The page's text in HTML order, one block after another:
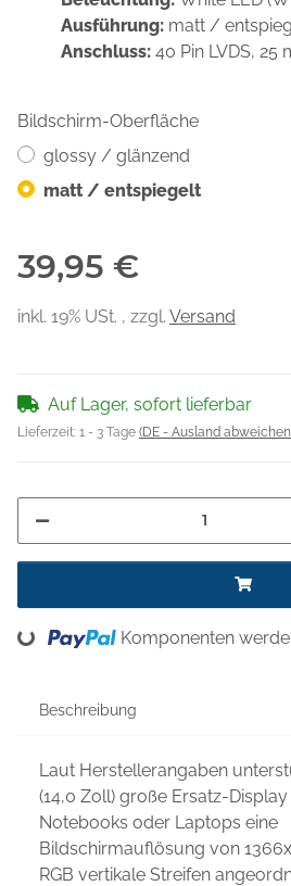
Ausführung: matt /
Anschluss: 40 Pin LVDS, 25
Bildschirm-Oberfläche
glossy / glänzend
matt / entspiegelt
39,95 €
inkl. 19% USt. , zzgl. Versand
Auf Lager, sofort lieferbar
Lieferzeit: 1 - 3 Tage (DE - Ausland
Loading... Komponenten
Beschreibung
Laut Herstellerangaben
(14,0 Zoll) große Ersatz-
Notebooks oder Laptops eine
Bildschirmauflösung von
RGB vertikale Streifen